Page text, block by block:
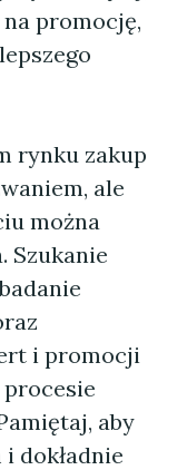
promocję,
rynku zakup
ale
można
Szukanie
i promocji
aby
dokładnie